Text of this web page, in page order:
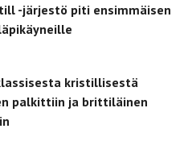
-järjestö piti ensimmäisen
kristillisestä
palkittiin ja brittiläinen